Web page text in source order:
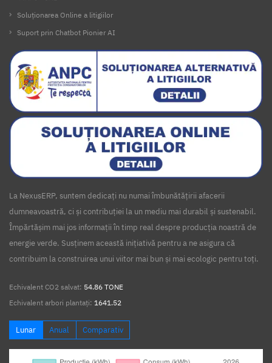
Soluționarea Online a litigiilor
Suport prin Chatbot Pionier AI
La NexusERP, suntem dedicați nu numai îmbunătățirii afacerii
dumneavoastră, ci și contribuției la un mediu mai durabil și sustenabil.
Împărtășim mai jos informații în timp real despre producția noastră de
energie verde. Susținem această inițiativă pentru a ne asigura că
contribuim la construirea unui viitor mai bun și mai ecologic pentru toți.
Echivalent CO2 salvat: 54.86 TONE
Echivalent arbori plantați: 1641.52
Lunar Anual Comparativ